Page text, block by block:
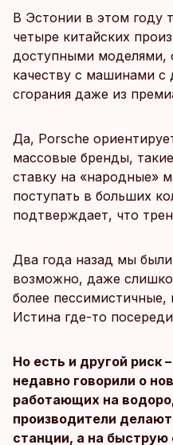
В Эстонии в этом году
четыре китайских
доступными моделями,
качеству с машинами с
сгорания даже из
Да, Porsche
массовые бренды,
ставку на «народные»
поступать в больших
подтверждает, что
Два года назад мы
возможно, даже
более пессимистичные,
Истина где-то
Но есть и другой риск
недавно говорили о
работающих на
производители
станции, а на быструю